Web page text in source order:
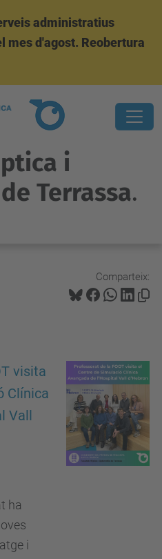
administratius
mes d'agost. Reobertura
i
Terrassa.
Comparteix:
visita
Clínica
Vall
ha
i